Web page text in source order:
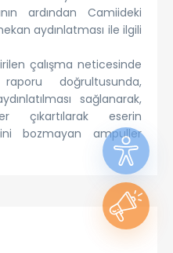
ardından Camiideki
aydınlatması ile ilgili
çalışma neticesinde
doğrultusunda,
sağlanarak,
çıkartılarak eserin
bozmayan ampuller